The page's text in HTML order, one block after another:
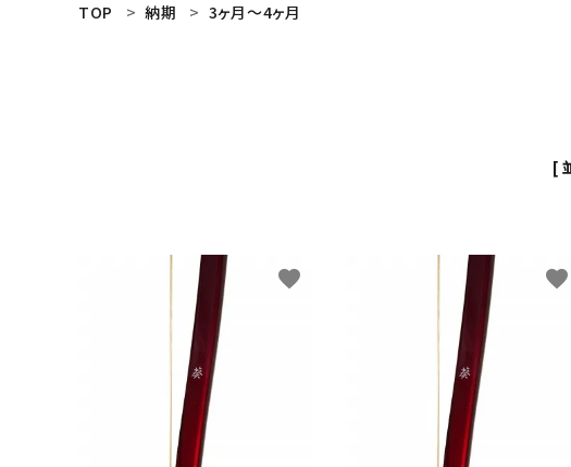
search
TOP 納期 3ヶ月～4ヶ月
[
favorite favorite